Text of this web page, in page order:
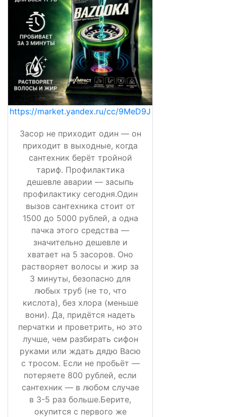
https://market.yandex.ru/cc/9MeD9J
Засор не приходит один — он
приходит в выходные, когда
сантехник берёт тройной
тариф. Профилактика
дешевле аварии — засыпь
профилактику сегодня.Один
вызов сантехника стоит от
1500 до 5000 рублей, а одна
пачка этого средства —
значительно дешевле и
хватает на 5 засоров. Оно
растворяет волосы и жир за
3 минуты, безопасно для
любых труб (не то, что
кислота), без хлора (меньше
вони). Да, придётся надеть
перчатки и проветрить, но это
лучше, чем разбирать сифон
руками или ждать дядю Васю
с тросом. Если не пробьёт —
потеряете 800 рублей, если
сантехник — в любом случае
в 3-5 раз больше.Берите,
окупится с первого же